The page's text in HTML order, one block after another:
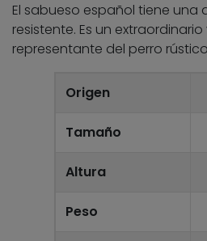
El sabueso español tiene una
resistente. Es un
representante del perro
Origen
Tamaño
Altura
Peso